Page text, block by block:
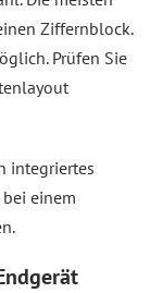
Ziffernblock.
Prüfen Sie
integriertes
einem